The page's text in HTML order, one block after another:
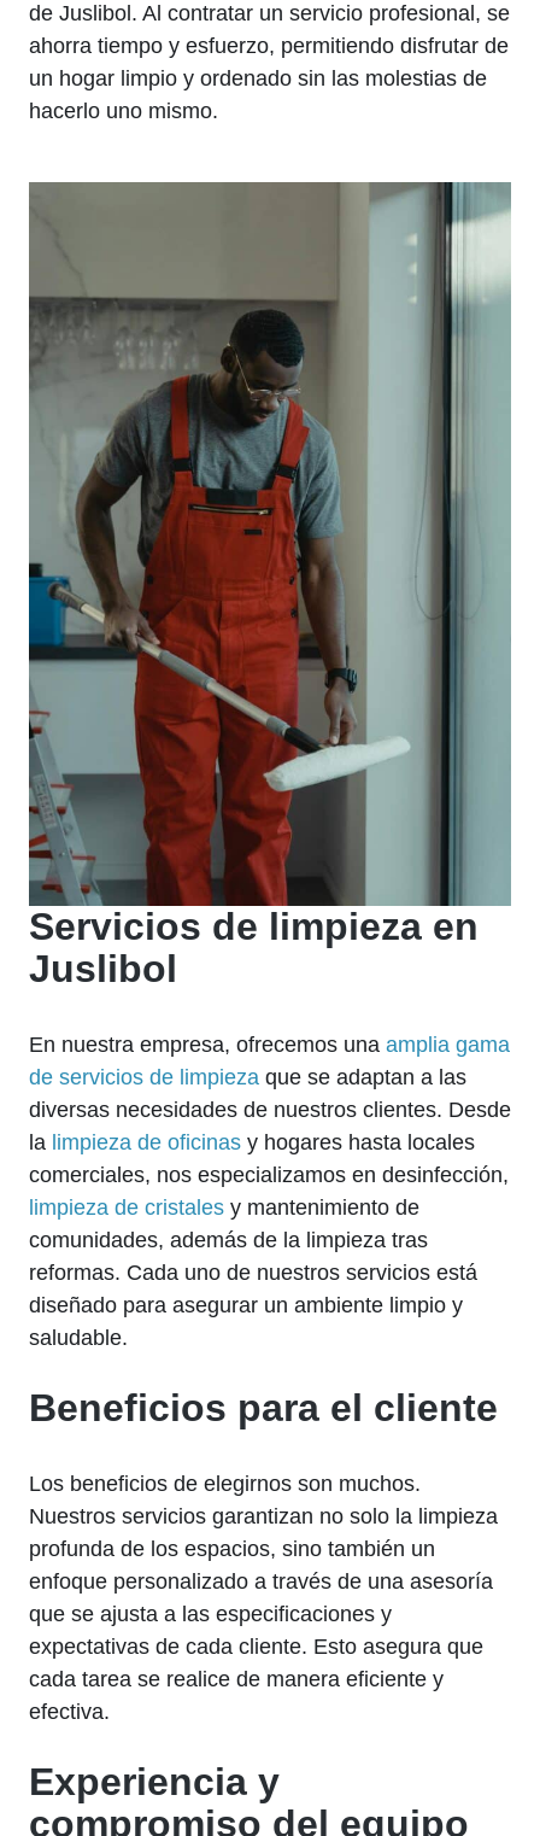
de Juslibol. Al contratar un servicio profesional, se
ahorra tiempo y esfuerzo, permitiendo disfrutar de
un hogar limpio y ordenado sin las molestias de
hacerlo uno mismo.
Servicios de limpieza en
Juslibol
En nuestra empresa, ofrecemos una amplia gama
de servicios de limpieza que se adaptan a las
diversas necesidades de nuestros clientes. Desde
la limpieza de oficinas y hogares hasta locales
comerciales, nos especializamos en desinfección,
limpieza de cristales y mantenimiento de
comunidades, además de la limpieza tras
reformas. Cada uno de nuestros servicios está
diseñado para asegurar un ambiente limpio y
saludable.
Beneficios para el cliente
Los beneficios de elegirnos son muchos.
Nuestros servicios garantizan no solo la limpieza
profunda de los espacios, sino también un
enfoque personalizado a través de una asesoría
que se ajusta a las especificaciones y
expectativas de cada cliente. Esto asegura que
cada tarea se realice de manera eficiente y
efectiva.
Experiencia y
compromiso del equipo